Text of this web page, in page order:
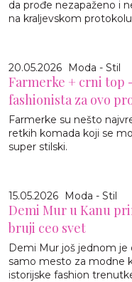
da prođe nezapaženo i
na kraljevskom
20.05.2026 Moda - Stil
Farmerke + crni top
fashionista za ovo
Farmerke su nešto
retkih komada koji se
super stilski.
15.05.2026 Moda - Stil
Demi Mur u Kanu
bruji ceo svet
Demi Mur još jednom je
samo mesto za modne
istorijske fashion